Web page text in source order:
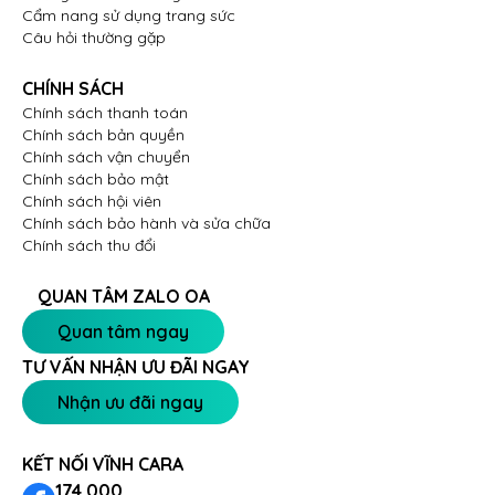
Cẩm nang sử dụng trang sức
Câu hỏi thường gặp
CHÍNH SÁCH
Chính sách thanh toán
Chính sách bản quyền
Chính sách vận chuyển
Chính sách bảo mật
Chính sách hội viên
Chính sách bảo hành và sửa chữa
Chính sách thu đổi
QUAN TÂM ZALO OA
Quan tâm ngay
TƯ VẤN NHẬN ƯU ĐÃI NGAY
Nhận ưu đãi ngay
KẾT NỐI VĨNH CARA